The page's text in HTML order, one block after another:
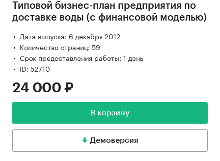
Типовой бизнес-план предприятия по
доставке воды (с финансовой моделью)
Дата выпуска: 6 декабря 2012
Количество страниц: 59
Срок предоставления работы: 1 день
ID: 52710
24 000 ₽
В корзину
Демоверсия